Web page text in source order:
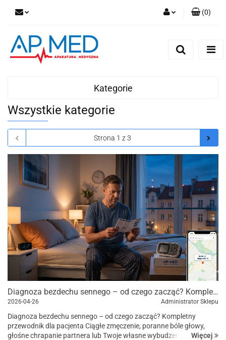
(0)
Kategorie
Wszystkie kategorie
Diagnoza bezdechu sennego – od czego zacząć? Kompletny przewodnik dla pacjenta
2026-04-26 Administrator Sklepu
Diagnoza bezdechu sennego – od czego zacząć? Kompletny
przewodnik dla pacjenta Ciągłe zmęczenie, poranne bóle głowy,
głośne chrapanie partnera lub Twoje własne wybudzenia w nocy?
Więcej